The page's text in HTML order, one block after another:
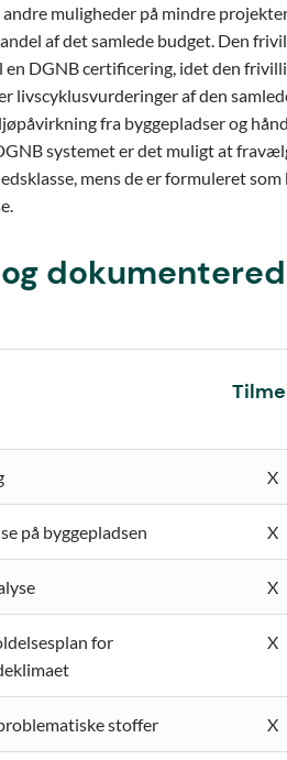
andre muligheder på mindre
af det samlede budget. Den
DGNB certificering, idet den
livscyklusvurderinger af den
fra byggepladser og
systemet er det muligt at
mens de er formuleret
X
på byggepladsen X
X
for
X
stoffer X